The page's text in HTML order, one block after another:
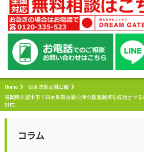
Home
日本政策金融公庫
福岡県久留米市で日本政策金融公庫の創業融資を成功させ
対応
コラム